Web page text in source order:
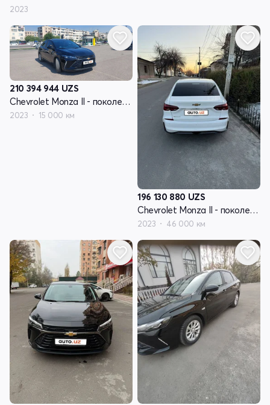
2023
210 394 944 UZS
Chevrolet Monza II - поколение рестайлинг
2023 15 000 км
196 130 880 UZS
Chevrolet Monza II - поколение рестайлинг
2023 46 000 км